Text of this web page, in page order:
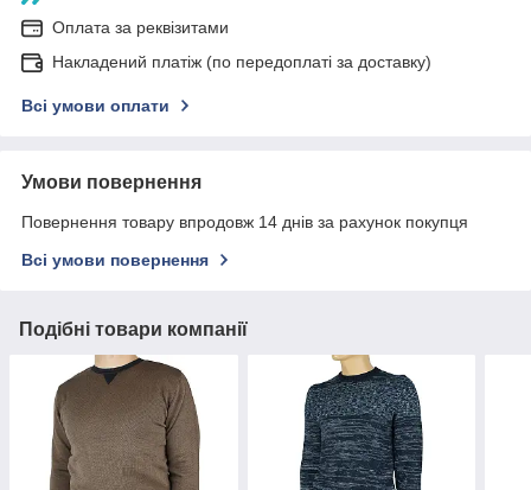
Оплата за реквізитами
Накладений платіж (по передоплаті за доставку)
Всі умови оплати
Умови повернення
Повернення товару впродовж 14 днів за рахунок покупця
Всі умови повернення
Подібні товари компанії